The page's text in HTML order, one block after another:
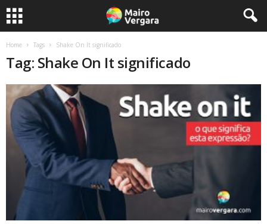
Home Tags Shake On It significado
Tag: Shake On It significado